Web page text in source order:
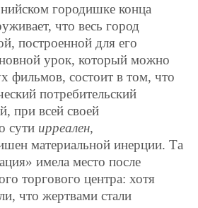
городишке конца
что весь город
построенной для его
урок, который можно
фильмов, состоит в том, что
потребительский
при всей своей
сути ирреален,
материальной инерции. Та
имела место после
торгового центра: хотя
что жертвами стали